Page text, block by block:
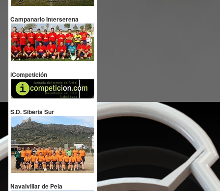
Campanario Interserena
iCompetición
S.D. Siberia Sur
Navalvillar de Pela